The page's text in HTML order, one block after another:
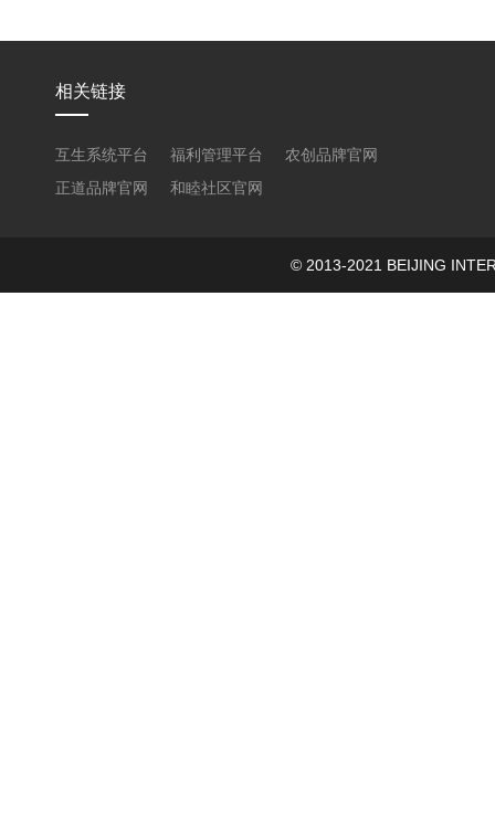
相关链接
互生系统平台 福利管理平台
农创品牌官网
正道品牌官网
和睦社区官网
© 2013-2021 BEIJING